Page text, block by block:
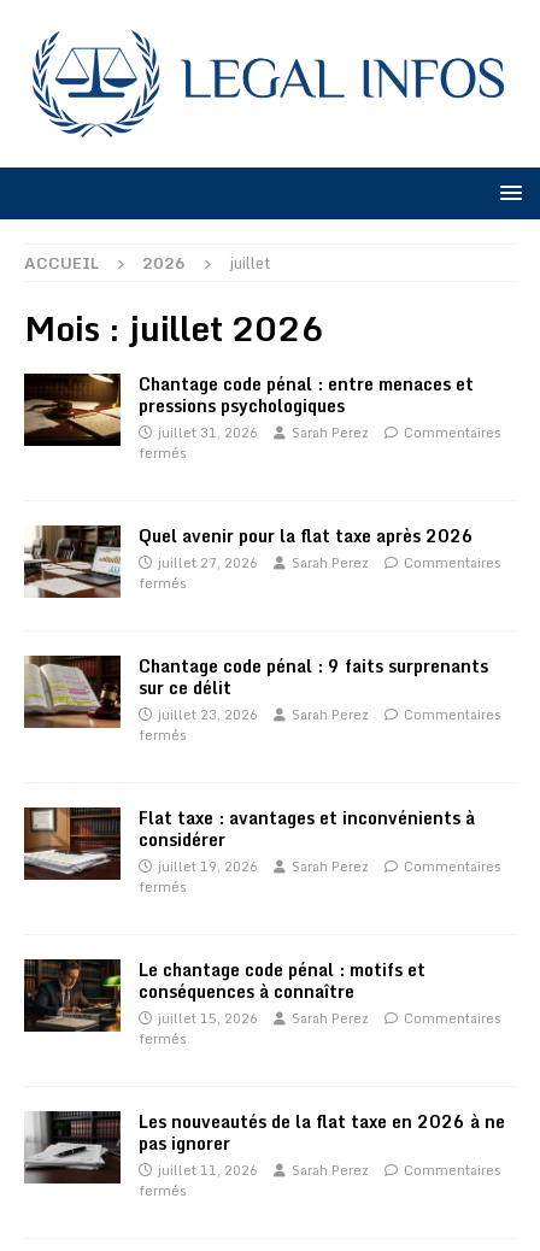
ACCUEIL 2026 juillet
Mois : juillet 2026
Chantage code pénal : entre menaces et
pressions psychologiques
juillet 31, 2026 Sarah Perez
Commentaires
fermés
Quel avenir pour la flat taxe après 2026
juillet 27, 2026 Sarah Perez
Commentaires
fermés
Chantage code pénal : 9 faits surprenants
sur ce délit
juillet 23, 2026 Sarah Perez
Commentaires
fermés
Flat taxe : avantages et inconvénients à
considérer
juillet 19, 2026 Sarah Perez
Commentaires
fermés
Le chantage code pénal : motifs et
conséquences à connaître
juillet 15, 2026 Sarah Perez
Commentaires
fermés
Les nouveautés de la flat taxe en 2026 à ne
pas ignorer
juillet 11, 2026 Sarah Perez
Commentaires
fermés